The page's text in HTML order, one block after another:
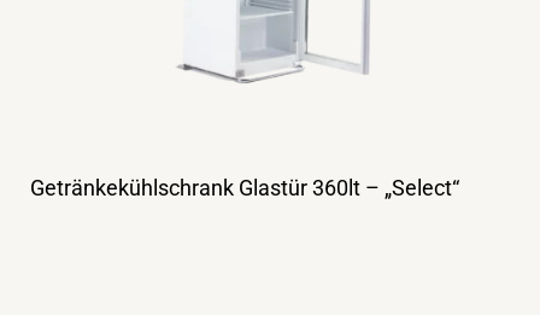
Getränkekühlschrank Glastür 360lt – „Select“